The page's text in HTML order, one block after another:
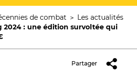
de combat
Les actualités
2024 : une édition survoltée qui
Partager